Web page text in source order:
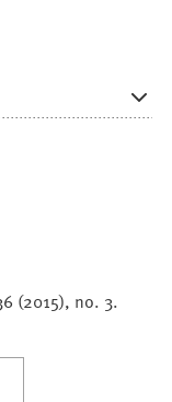
(2015), no. 3.